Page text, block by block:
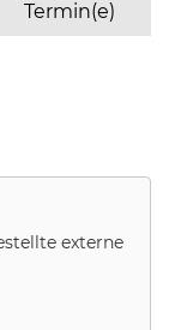
Termin(e)
externe